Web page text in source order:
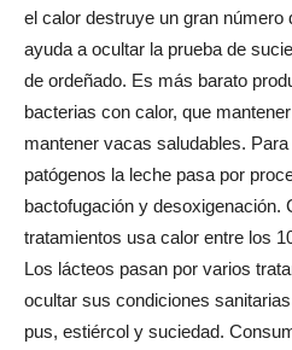
el calor destruye un gran número
ayuda a ocultar la prueba de
de ordeñado. Es más barato
bacterias con calor, que
mantener vacas saludables.
patógenos la leche pasa por
bactofugación y desoxigenación.
tratamientos usa calor entre los
Los lácteos pasan por varios
ocultar sus condiciones
pus, estiércol y suciedad.